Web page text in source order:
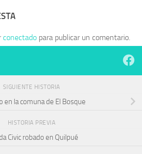
conectado para publicar un comentario.
SIGUIENTE HISTORIA
en la comuna de El Bosque
HISTORIA PREVIA
Civic robado en Quilpué